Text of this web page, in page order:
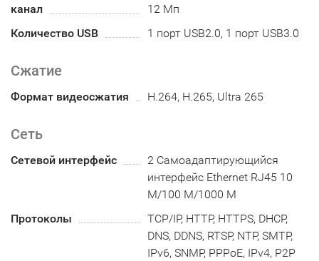
канал
12 Мп
Количество USB
1 порт USB2.0, 1 порт USB3.0
Сжатие
Формат видеосжатия H.264, H.265, Ultra 265
Сеть
Сетевой интерфейс
2 Самоадаптирующийся
интерфейс Ethernet RJ45 10
M/100 M/1000 M
Протоколы
TCP/IP, HTTP, HTTPS, DHCP,
DNS, DDNS, RTSP, NTP, SMTP,
IPv6, SNMP, PPPoE, IPv4, P2P